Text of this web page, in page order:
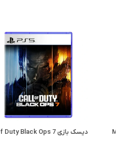
کیس فاطر مدل F3301